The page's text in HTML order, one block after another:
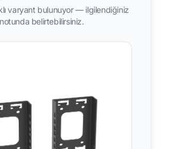
varyant bulunuyor — ilgilendiğiniz
belirtebilirsiniz.